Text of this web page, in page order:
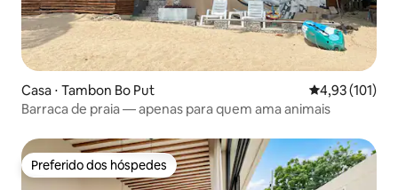
Casa ⋅ Tambon Bo Put 4,93 de uma
4,93 (101)
Barraca de praia — apenas para quem ama animais
Preferido dos hóspedes
Preferido dos hóspedes